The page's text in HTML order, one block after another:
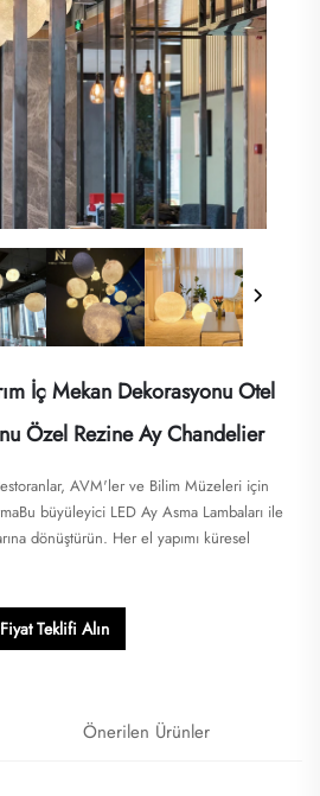
İç Mekan Dekorasyonu Otel
Özel Rezine Ay Chandelier
AVM'ler ve Bilim Müzeleri için
büyüleyici LED Ay Asma Lambaları ile
dönüştürün. Her el yapımı küresel
Fiyat Teklifi Alın
Önerilen Ürünler